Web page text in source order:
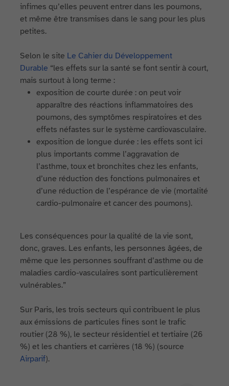
infimes qu’elles peuvent entrer dans les poumons,
et même être transmises dans le sang pour les plus
petites.
Selon le site Le Cahier du Développement
Durable “les effets sur la santé se font sentir à court,
mais surtout à long terme :
exposition de courte durée : on peut voir
apparaître des réactions inflammatoires des
poumons, des symptômes respiratoires et des
effets néfastes sur le système cardiovasculaire.
exposition de longue durée : les effets sont ici
plus importants comme l’aggravation de
l’asthme, toux et bronchites chez les enfants,
d’une réduction des fonctions pulmonaires et
d’une réduction de l’espérance de vie (mortalité
cardio-pulmonaire et cancer des poumons).
Les conséquences pour la qualité de la vie sont,
donc, graves. Les enfants, les personnes âgées, de
même que les personnes souffrant d’asthme ou de
maladies cardio-vasculaires sont particulièrement
vulnérables.”
Sur Paris, les trois secteurs qui contribuent le plus
aux émissions de particules fines sont le trafic
routier (28 %), le secteur résidentiel et tertiaire (26
%) et les chantiers et carrières (18 %) (source
Airparif).